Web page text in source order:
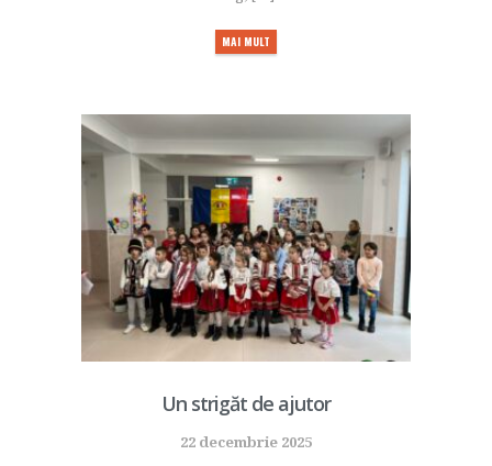
MAI MULT
Un strigăt de ajutor
22 decembrie 2025